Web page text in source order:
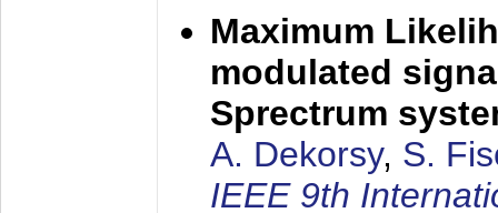
Maximum
modulated
Sprectrum
A. Dekorsy, S.
IEEE 9th